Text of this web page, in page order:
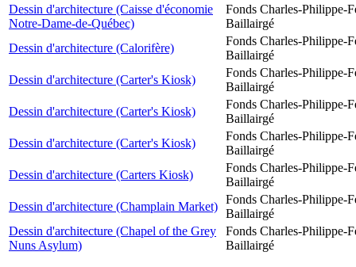
Dessin d'architecture (Caisse d'économie
Notre-Dame-de-Québec)
Fonds Charles-Philippe-
Baillairgé
Dessin d'architecture (Calorifère)
Fonds Charles-Philippe-
Baillairgé
Dessin d'architecture (Carter's Kiosk)
Fonds Charles-Philippe-
Baillairgé
Dessin d'architecture (Carter's Kiosk)
Fonds Charles-Philippe-
Baillairgé
Dessin d'architecture (Carter's Kiosk)
Fonds Charles-Philippe-
Baillairgé
Dessin d'architecture (Carters Kiosk)
Fonds Charles-Philippe-
Baillairgé
Dessin d'architecture (Champlain Market)
Fonds Charles-Philippe-
Baillairgé
Dessin d'architecture (Chapel of the Grey
Nuns Asylum)
Fonds Charles-Philippe-
Baillairgé